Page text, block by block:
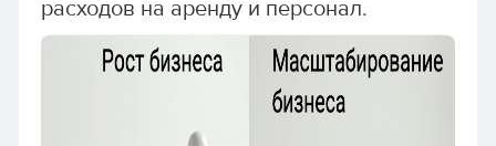
расходов на аренду и персонал.